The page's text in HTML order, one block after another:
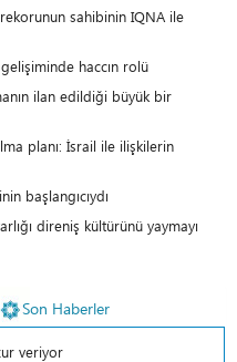
sahibinin IQNA ile
haccın rolü
ilan edildiği büyük bir
planı: İsrail ile ilişkilerin
başlangıcıydı
direniş kültürünü yaymayı
Son Haberler
veriyor